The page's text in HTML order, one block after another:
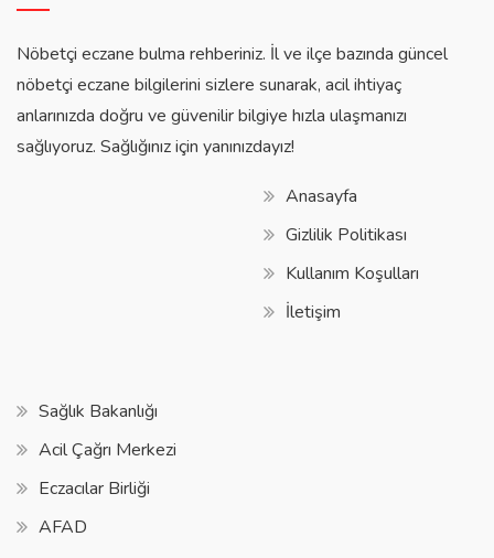
Nöbetçi eczane bulma rehberiniz. İl ve ilçe bazında güncel
nöbetçi eczane bilgilerini sizlere sunarak, acil ihtiyaç
anlarınızda doğru ve güvenilir bilgiye hızla ulaşmanızı
sağlıyoruz. Sağlığınız için yanınızdayız!
Anasayfa
Gizlilik Politikası
Kullanım Koşulları
İletişim
Sağlık Bakanlığı
Acil Çağrı Merkezi
Eczacılar Birliği
AFAD